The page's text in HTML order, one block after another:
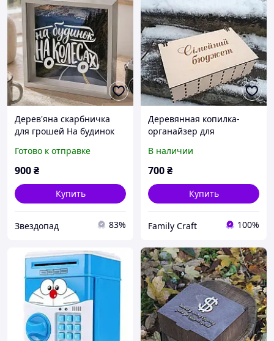
Дерев'яна скарбничка
для грошей На будинок
Готово к отправке
900₴
Купить
Звездопад 83%
Деревянная копилка-
органайзер для
«Семейный бюджет» на 7
отделений
шкатулка для дома
В наличии
700₴
Купить
Family Craft 100%